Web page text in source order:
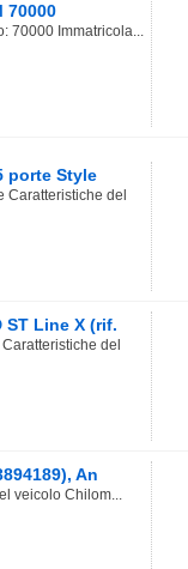
70000
70000 Immatricola...
porte Style
Caratteristiche del
ST Line X (rif.
del
An
veicolo Chilom...